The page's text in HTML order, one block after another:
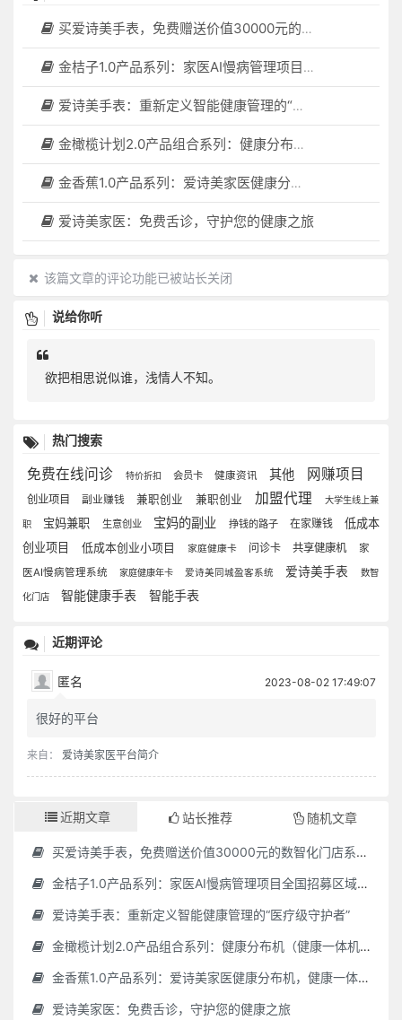
买爱诗美手表，免费赠送价值30000元的数智化门店系统一套（含硬件）
金桔子1.0产品系列：家医AI慢病管理项目全国招募区域合伙人，低投入，高回报，长收益
爱诗美手表：重新定义智能健康管理的“医疗级守护者”
金橄榄计划2.0产品组合系列：健康分布机（健康一体机）+慢病管理系统，可落地在健康小屋，社区服务中心等等
金香蕉1.0产品系列：爱诗美家医健康分布机，健康一体机，社区服务中心，药店，健康小屋都需要
爱诗美家医：免费舌诊，守护您的健康之旅
该篇文章的评论功能已被站长关闭
说给你听
欲把相思说似谁，浅情人不知。
热门搜索
免费在线问诊 特价折扣 会员卡 健康资讯 其他 网赚项目
创业项目 副业赚钱 兼职创业 兼职创业 加盟代理 大学生线上兼
职 宝妈兼职 生意创业 宝妈的副业 挣钱的路子 在家赚钱
低成本
创业项目
低成本创业小项目 家庭健康卡 问诊卡 共享健康机
家
医AI慢病管理系统
家庭健康年卡 爱诗美同城盈客系统 爱诗美手表 数智
化门店 智能健康手表 智能手表
近期评论
匿名 2023-08-02 17:49:07
很好的平台
来自： 爱诗美家医平台简介
近期文章 站长推荐 随机文章
买爱诗美手表，免费赠送价值30000元的数智化门店系统一套（含硬件）
金桔子1.0产品系列：家医AI慢病管理项目全国招募区域合伙人，低投入，高回报，长收益
爱诗美手表：重新定义智能健康管理的“医疗级守护者”
金橄榄计划2.0产品组合系列：健康分布机（健康一体机）+慢病管理系统，可落地在健康小屋，社区服务中心等等
金香蕉1.0产品系列：爱诗美家医健康分布机，健康一体机，社区服务中心，药店，健康小屋都需要
爱诗美家医：免费舌诊，守护您的健康之旅